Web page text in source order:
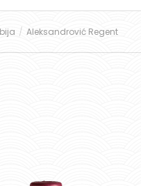
Aleksandrović Regent